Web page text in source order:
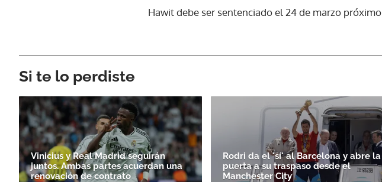
Hawit debe ser sentenciado el 24 de marzo próximo.
Si te lo perdiste
Vinicius y Real Madrid seguirán
juntos. Ambas partes acuerdan una
renovación de contrato
Rodri da el 'sí' al Barcelona y abre la
puerta a su traspaso desde el
Manchester City